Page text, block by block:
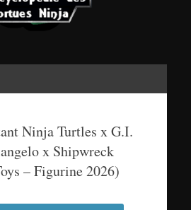
Ninja Turtles x G.I.
x Shipwreck
– Figurine 2026)